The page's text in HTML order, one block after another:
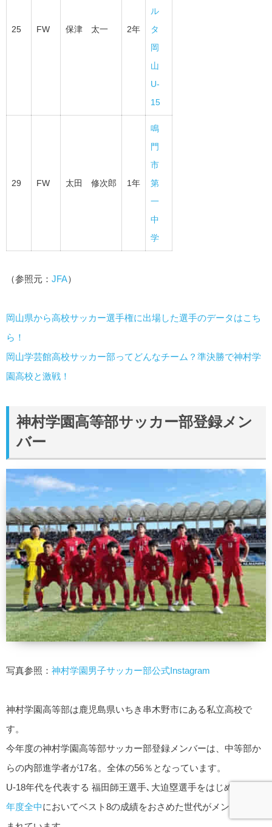
25 FW 保津 太一 2年
ル
タ
岡
山
U-
15
29 FW 太田 修次郎 1年
鳴
門
市
第
一
中
学
（参照元： JFA）
岡山県から高校サッカー選手権に出場した選手のデータはこち
ら！
岡山学芸館高校サッカー部ってどんなチーム？準決勝で神村学
園高校と激戦！
神村学園高等部サッカー部登録メン
バー
写真参照： 神村学園男子サッカー部公式Instagram
神村学園高等部は鹿児島県いちき串木野市にある私立高校で
す。
今年度の神村学園高等部サッカー部登録メンバーは、中等部か
らの内部進学者が17名。全体の56％となっています。
U-18年代を代表する 福田師王選手､大迫塁選手をはじめ、
年度全中においてベスト8の成績をおさめた世代がメンバーに含